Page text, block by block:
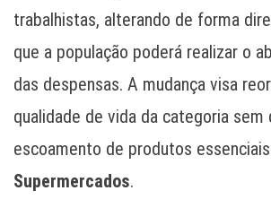
trabalhistas, alterando de forma
que a população poderá realizar o
das despensas. A mudança visa
qualidade de vida da categoria sem
escoamento de produtos
Supermercados.